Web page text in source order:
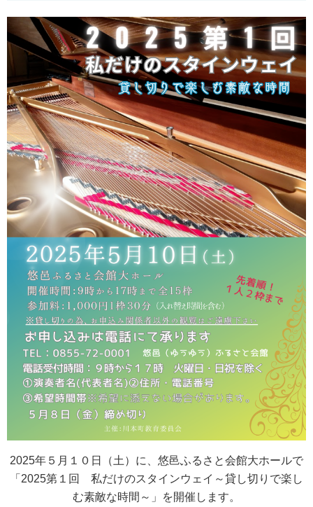
2025年５月 １０ 日（土）に、悠邑ふるさと会館大ホールで
「2025第１回 私だけのスタインウェイ～貸し切りで楽し
む素敵な時間～」を開催します。